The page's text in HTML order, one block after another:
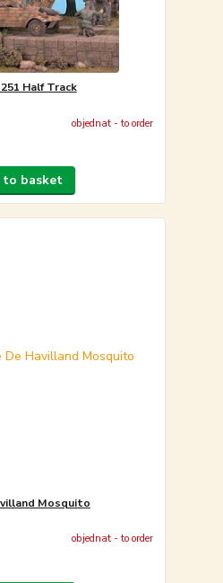
Half Track
objednat - to order
to basket
Mosquito
objednat - to order